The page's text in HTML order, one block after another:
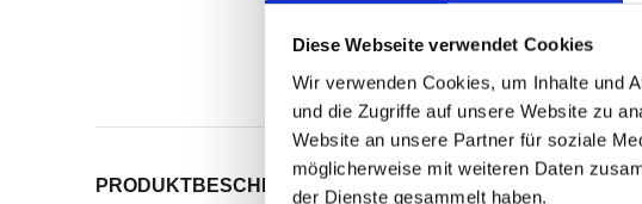
Diese Webseite verwendet Cookies
Wir verwenden Cookies, um Inhalte und
und die Zugriffe auf unsere Website zu
Website an unsere Partner für soziale
möglicherweise mit weiteren Daten
der Dienste gesammelt haben.
Lager anzeigen
Print
PRODUKTBESCHREIBUNG ALLE SPEZIFIKATIONEN